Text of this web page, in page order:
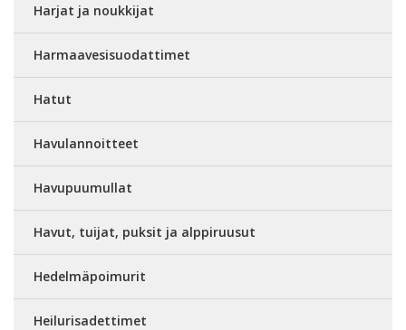
Harjat ja noukkijat
Harmaavesisuodattimet
Hatut
Havulannoitteet
Havupuumullat
Havut, tuijat, puksit ja alppiruusut
Hedelmäpoimurit
Heilurisadettimet